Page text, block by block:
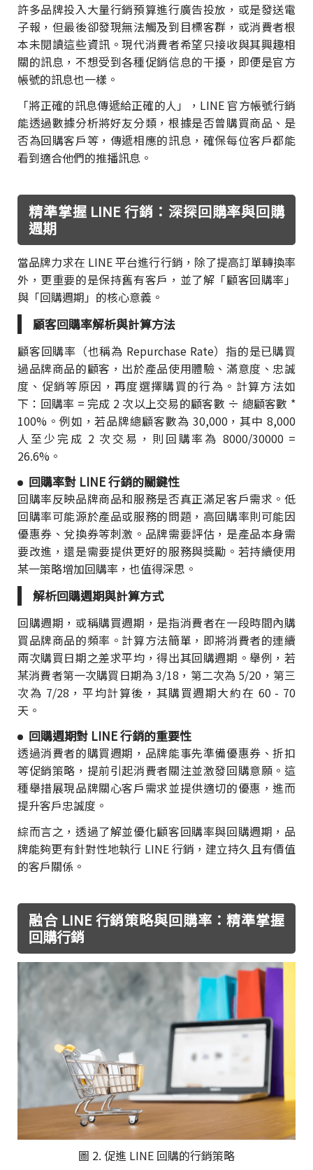
許多品牌投入大量行銷預算進行廣告投放，或是發送電
子報，但最後卻發現無法觸及到目標客群，或消費者根
本未閱讀這些資訊。現代消費者希望只接收與其興趣相
關的訊息，不想受到各種促銷信息的干擾，即便是官方
帳號的訊息也一樣。
「將正確的訊息傳遞給正確的人」，LINE 官方帳號行銷
能透過數據分析將好友分類，根據是否曾購買商品、是
否為回購客戶等，傳遞相應的訊息，確保每位客戶都能
看到適合他們的推播訊息。
精準掌握 LINE 行銷：深探回購率與回購
週期
當品牌力求在 LINE 平台進行行銷，除了提高訂單轉換率
外，更重要的是保持舊有客戶，並了解「顧客回購率」
與「回購週期」的核心意義。
顧客回購率解析與計算方法
顧客回購率（也稱為 Repurchase Rate）指的是已購買
過品牌商品的顧客，出於產品使用體驗、滿意度、忠誠
度、促銷等原因，再度選擇購買的行為。計算方法如
下：回購率 = 完成 2 次以上交易的顧客數 ÷ 總顧客數 *
100%。例如，若品牌總顧客數為 30,000，其中 8,000
人至少完成 2 次交易，則回購率為 8000/30000 =
26.6%。
回購率對 LINE 行銷的關鍵性
回購率反映品牌商品和服務是否真正滿足客戶需求。低
回購率可能源於產品或服務的問題，高回購率則可能因
優惠券、兌換券等刺激。品牌需要評估，是產品本身需
要改進，還是需要提供更好的服務與獎勵。若持續使用
某一策略增加回購率，也值得深思。
解析回購週期與計算方式
回購週期，或稱購買週期，是指消費者在一段時間內購
買品牌商品的頻率。計算方法簡單，即將消費者的連續
兩次購買日期之差求平均，得出其回購週期。舉例，若
某消費者第一次購買日期為 3/18，第二次為 5/20，第三
次為 7/28，平均計算後，其購買週期大約在 60 - 70
天。
回購週期對 LINE 行銷的重要性
透過消費者的購買週期，品牌能事先準備優惠券、折扣
等促銷策略，提前引起消費者關注並激發回購意願。這
種舉措展現品牌關心客戶需求並提供適切的優惠，進而
提升客戶忠誠度。
綜而言之，透過了解並優化顧客回購率與回購週期，品
牌能夠更有針對性地執行 LINE 行銷，建立持久且有價值
的客戶關係。
融合 LINE 行銷策略與回購率：精準掌握
回購行銷
圖 2. 促進 LINE 回購的行銷策略